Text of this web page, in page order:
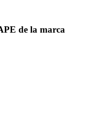
de la marca